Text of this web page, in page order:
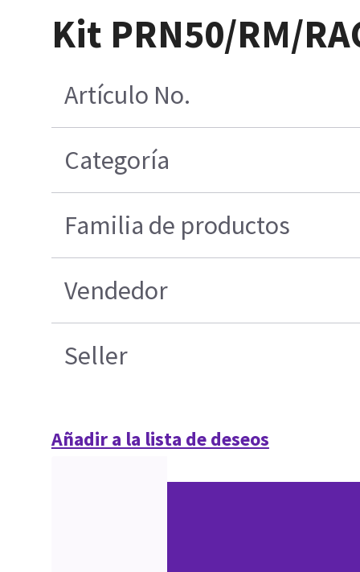
Kit PRN50/RM/
Artículo No.
Categoría
Familia de productos
Vendedor
Seller
Añadir a la lista de deseos